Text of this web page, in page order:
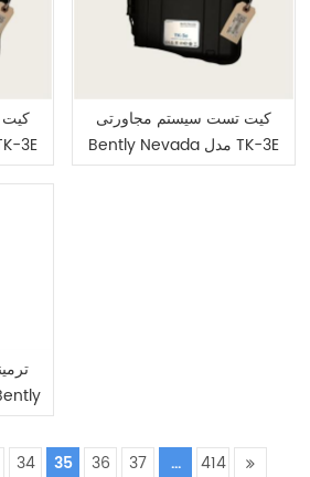
کیت تست سیستم مجاورتی
Bently Nevada مدل TK-3E
177313-01-01
34 35 36 37 ... 414